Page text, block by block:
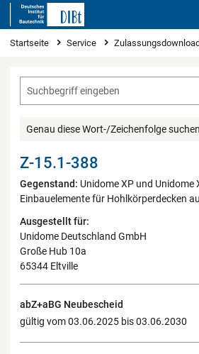
Sie sind hier
Startseite Service
Genau diese Wort-/Zeichenfolge suchen
Z-15.1-388
Gegenstand: Unidome XP und Unidome
Einbauelemente für Hohlkörperdecken
Ausgestellt für:
Unidome Deutschland GmbH
Große Hub 10a
65344 Eltville
abZ+aBG Neubescheid
gültig vom 03.06.2025 bis 03.06.2030